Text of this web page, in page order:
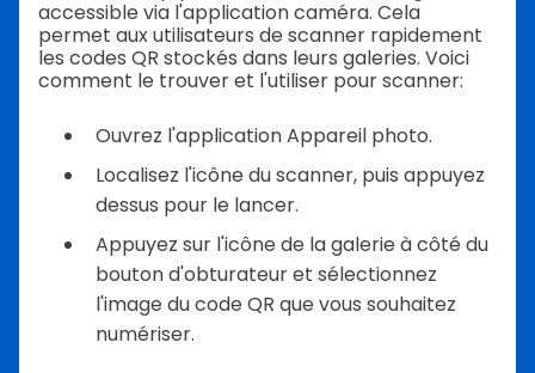
accessible via l'application caméra. Cela
permet aux utilisateurs de scanner rapidement
les codes QR stockés dans leurs galeries. Voici
comment le trouver et l'utiliser pour scanner:
Ouvrez l'application Appareil photo.
Localisez l'icône du scanner, puis appuyez
dessus pour le lancer.
Appuyez sur l'icône de la galerie à côté du
bouton d'obturateur et sélectionnez
l'image du code QR que vous souhaitez
numériser.